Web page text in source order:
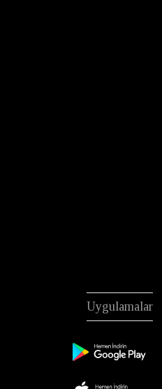
Uygulamalar